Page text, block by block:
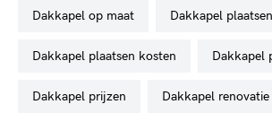
dakkapel op maat dakkapel plaatsen
dakkapel plaatsen kosten dakkapel
dakkapel prijzen dakkapel